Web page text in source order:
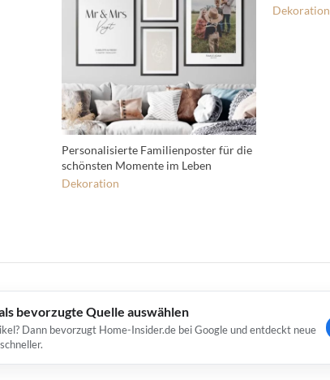
Personalisierte Familienposter für die
schönsten Momente im Leben
Dekoration
Dekoration
bevorzugte Quelle auswählen
Dann bevorzugt Home-Insider.de bei Google und entdeckt neue